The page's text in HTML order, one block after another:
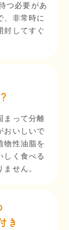
つ必要があ
、非常時に
封してすぐ
まって分離
おいしいで
物性油脂を
しく食べる
せん。
き